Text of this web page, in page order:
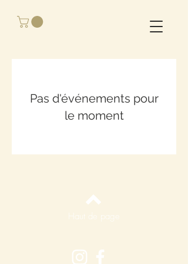
Pas d'événements pour
le moment
Haut de page